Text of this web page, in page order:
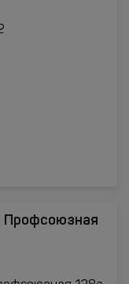
Профсоюзная